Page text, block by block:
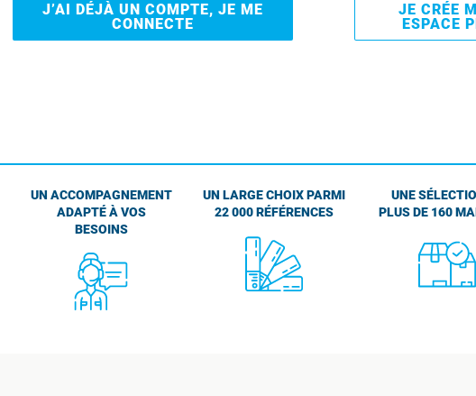
J’AI DÉJÀ UN COMPTE, JE ME
CONNECTE
JE CRÉE
ESPACE
UN ACCOMPAGNEMENT
ADAPTÉ À VOS
BESOINS
UN LARGE CHOIX PARMI
22 000 RÉFÉRENCES
UNE
PLUS DE 160